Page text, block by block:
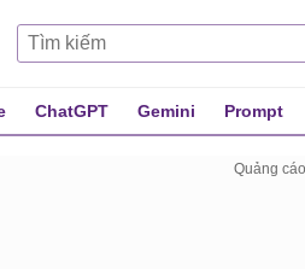
ChatGPT Gemini Prompt